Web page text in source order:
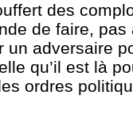
des
de faire,
un adversaire
qu’il est là
ordres